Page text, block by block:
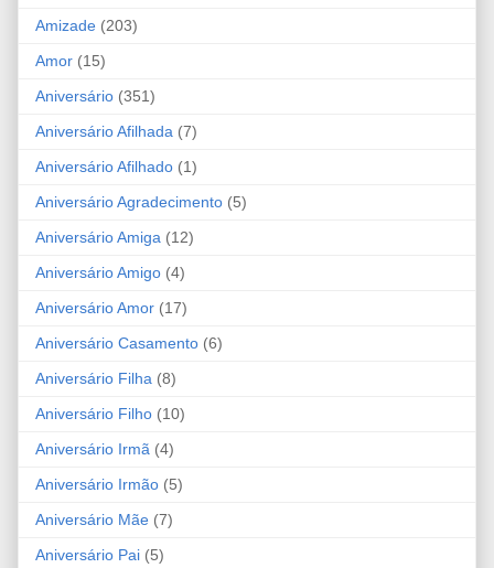
Amizade (203)
Amor (15)
Aniversário (351)
Aniversário Afilhada (7)
Aniversário Afilhado (1)
Aniversário Agradecimento (5)
Aniversário Amiga (12)
Aniversário Amigo (4)
Aniversário Amor (17)
Aniversário Casamento (6)
Aniversário Filha (8)
Aniversário Filho (10)
Aniversário Irmã (4)
Aniversário Irmão (5)
Aniversário Mãe (7)
Aniversário Pai (5)